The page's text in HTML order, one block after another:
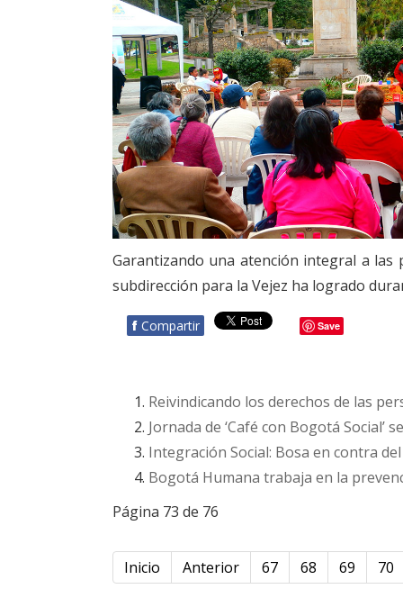
Garantizando una atención integral a las
subdirección para la Vejez ha logrado
f Compartir Save
Reivindicando los derechos de las
Jornada de ‘Café con Bogotá
Integración Social: Bosa en contra
Bogotá Humana trabaja en la
Página 73 de 76
Inicio Anterior 67 68 69 70